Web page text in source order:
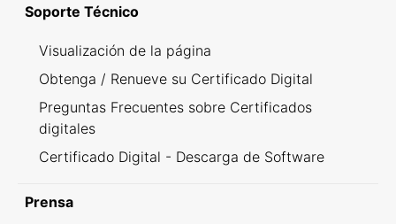
Soporte Técnico
Visualización de la página
Obtenga / Renueve su Certificado Digital
Preguntas Frecuentes sobre Certificados
digitales
Certificado Digital - Descarga de Software
Prensa